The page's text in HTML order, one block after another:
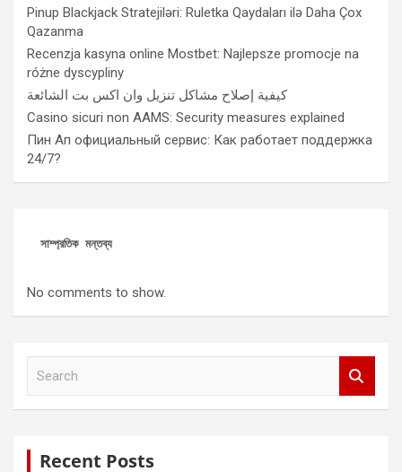
Pinup Blackjack Stratejiləri: Ruletka Qaydaları ilə Daha Çox
Qazanma
Recenzja kasyna online Mostbet: Najlepsze promocje na
różne dyscypliny
كيفية إصلاح مشاكل تنزيل وان اكس بت الشائعة
Casino sicuri non AAMS: Security measures explained
Пин Ап официальный сервис: Как работает поддержка
24/7?
সাম্প্রতিক মন্তব্য
No comments to show.
Recent Posts